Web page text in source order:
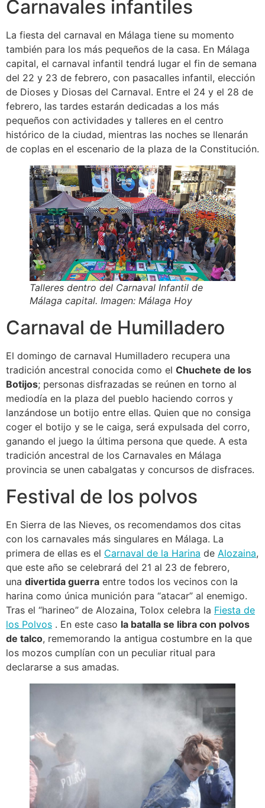
Carnavales infantiles
La fiesta del carnaval en Málaga tiene su momento
también para los más pequeños de la casa. En Málaga
capital, el carnaval infantil tendrá lugar el fin de semana
del 22 y 23 de febrero, con pasacalles infantil, elección
de Dioses y Diosas del Carnaval. Entre el 24 y el 28 de
febrero, las tardes estarán dedicadas a los más
pequeños con actividades y talleres en el centro
histórico de la ciudad, mientras las noches se llenarán
de coplas en el escenario de la plaza de la Constitución.
Talleres dentro del Carnaval Infantil de
Málaga capital. Imagen: Málaga Hoy
Carnaval de Humilladero
El domingo de carnaval Humilladero recupera una
tradición ancestral conocida como el Chuchete de los
Botijos; personas disfrazadas se reúnen en torno al
mediodía en la plaza del pueblo haciendo corros y
lanzándose un botijo entre ellas. Quien que no consiga
coger el botijo y se le caiga, será expulsada del corro,
ganando el juego la última persona que quede. A esta
tradición ancestral de los Carnavales en Málaga
provincia se unen cabalgatas y concursos de disfraces.
Festival de los polvos
En Sierra de las Nieves, os recomendamos dos citas
con los carnavales más singulares en Málaga. La
primera de ellas es el Carnaval de la Harina de Alozaina,
que este año se celebrará del 21 al 23 de febrero,
una divertida guerra entre todos los vecinos con la
harina como única munición para “atacar” al enemigo.
Tras el “harineo” de Alozaina, Tolox celebra la Fiesta de
los Polvos . En este caso la batalla se libra con polvos
de talco, rememorando la antigua costumbre en la que
los mozos cumplían con un peculiar ritual para
declararse a sus amadas.